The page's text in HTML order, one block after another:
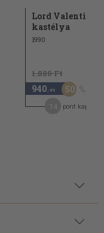
Lord Valentine
kastélya
1990
1.880 Ft
940 ,-Ft 50
pont kapható